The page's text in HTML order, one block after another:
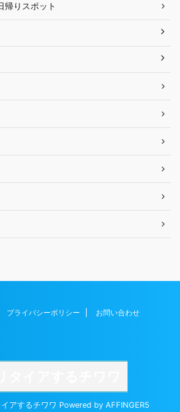
帰りスポット
プライバシーポリシー お問い合わせ
アするチワワ Powered by AFFINGER5